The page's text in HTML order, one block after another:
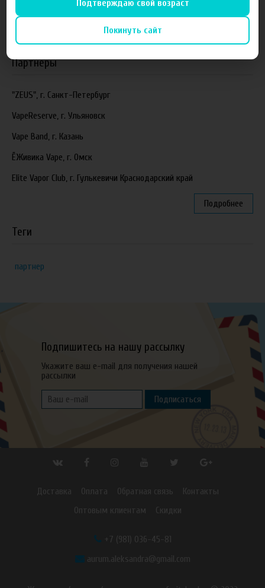
Новинка. Новые наборы в линейке Heroes Farm.
Партнеры
"ZEUS", г. Санкт-Петербург
VapeReserve, г. Ульяновск
Vape Band, г. Казань
ЁЖивика Vape, г. Омск
Elite Vapor Club, г. Гулькевичи Краснодарский край
Подробнее
Теги
партнер
Подпишитесь на нашу рассылку
Укажите ваш e-mail для получения нашей
рассылки
Подписаться
Доставка Оплата Обратная связь
Контакты
Оптовым клиентам
Скидки
+7 (981) 036-45-81
aurum.aleksandra@gmail.com
Подтверждаю свой возраст
Покинуть сайт